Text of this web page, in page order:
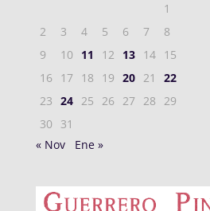
1
2
3 4 5 6 7
8
9
10 11 12 13 14 15
16
17 18 19 20 21
22
23 24 25 26 27 28
29
30
31
« Nov
Ene »